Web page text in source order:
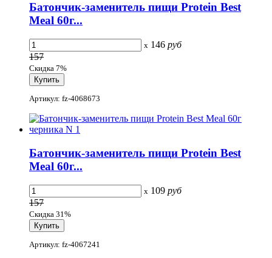
Батончик-заменитель пищи Protein Best
Meal 60г...
x 146 руб
157
Скидка 7%
Артикул: fz-4068673
Батончик-заменитель пищи Protein Best
Meal 60г...
x 109 руб
157
Скидка 31%
Артикул: fz-4067241